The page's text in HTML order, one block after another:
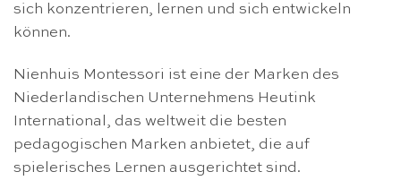
sich konzentrieren, lernen und sich entwickeln
können.
Nienhuis Montessori ist eine der Marken des
Niederlandischen Unternehmens Heutink
International, das weltweit die besten
pedagogischen Marken anbietet, die auf
spielerisches Lernen ausgerichtet sind.